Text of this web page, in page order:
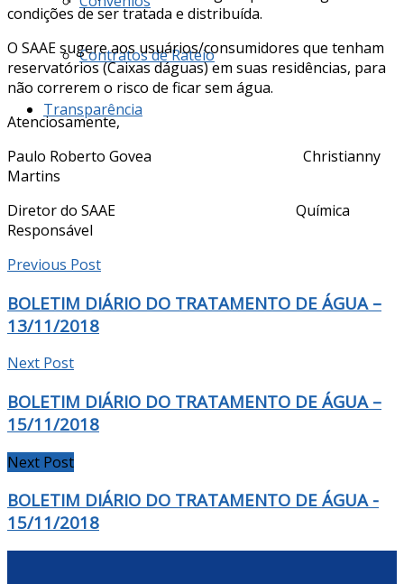
Contratos de Rateio
Transparência
condições de ser tratada e distribuída.
O SAAE sugere aos usuários/consumidores que tenham
reservatórios (Caixas dáguas) em suas residências, para
não correrem o risco de ficar sem água.
Atenciosamente,
Paulo Roberto Govea Christianny
Martins
Diretor do SAAE Química
Responsável
Previous Post
BOLETIM DIÁRIO DO TRATAMENTO DE ÁGUA –
13/11/2018
Next Post
BOLETIM DIÁRIO DO TRATAMENTO DE ÁGUA –
15/11/2018
Next Post
BOLETIM DIÁRIO DO TRATAMENTO DE ÁGUA -
15/11/2018